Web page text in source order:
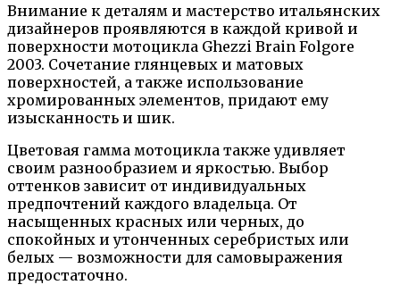
Внимание к деталям и мастерство итальянских
дизайнеров проявляются в каждой кривой и
поверхности мотоцикла Ghezzi Brain Folgore
2003. Сочетание глянцевых и матовых
поверхностей, а также использование
хромированных элементов, придают ему
изысканность и шик.
Цветовая гамма мотоцикла также удивляет
своим разнообразием и яркостью. Выбор
оттенков зависит от индивидуальных
предпочтений каждого владельца. От
насыщенных красных или черных, до
спокойных и утонченных серебристых или
белых — возможности для самовыражения
предостаточно.